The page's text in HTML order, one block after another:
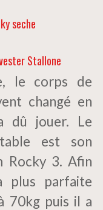
Stallone
le corps de
changé en
dû jouer. Le
est son
Rocky 3. Afin
plus parfaite
70kg puis il a